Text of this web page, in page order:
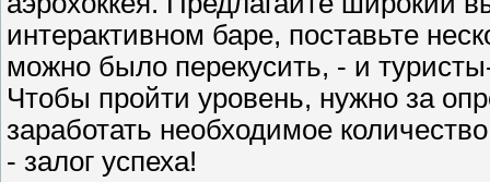
интерактивном баре, поставьте
можно было перекусить, - и
Чтобы пройти уровень, нужно за
заработать необходимое
- залог успеха!